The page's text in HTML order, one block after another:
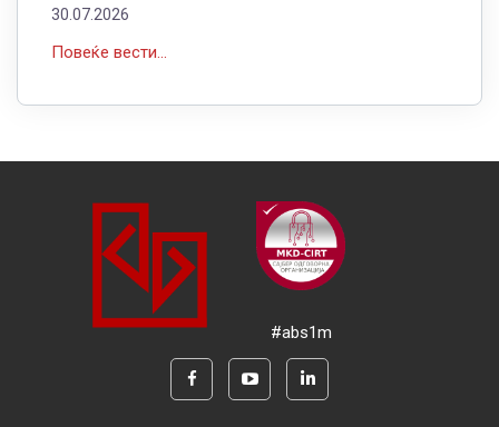
30.07.2026
Повеќе вести...
#abs1m